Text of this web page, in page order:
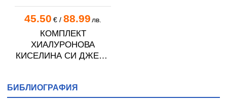
45.50 €/ 88.99 лв.
КОМПЛЕКТ
ХИАЛУРОНОВА
КИСЕЛИНА СИ ДЖЕЛИ
БИБЛИОГРАФИЯ